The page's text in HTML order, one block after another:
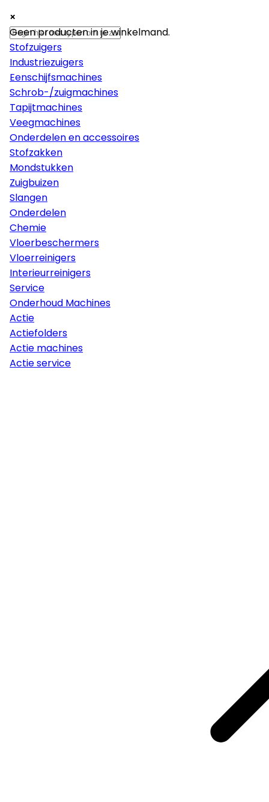
×
Machines
Stofzuigers
Industriezuigers
Eenschijfsmachines
Schrob-/zuigmachines
Tapijtmachines
Veegmachines
Onderdelen en accessoires
Stofzakken
Mondstukken
Zuigbuizen
Slangen
Onderdelen
Chemie
Vloerbeschermers
Vloerreinigers
Interieurreinigers
Service
Onderhoud Machines
Actie
Actiefolders
Actie machines
Actie service
×
×
Geen producten in je winkelmand.